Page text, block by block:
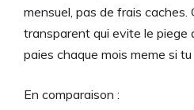
mensuel, pas de frais caches.
transparent qui evite le piege
paies chaque mois meme si
En comparaison :